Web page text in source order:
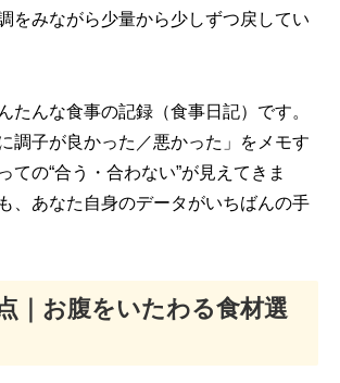
をみながら少量から少しずつ戻してい
たんな食事の記録（食事日記）です。
調子が良かった／悪かった」をメモす
ての“合う・合わない”が見えてきま
、あなた自身のデータがいちばんの手
｜お腹をいたわる食材選